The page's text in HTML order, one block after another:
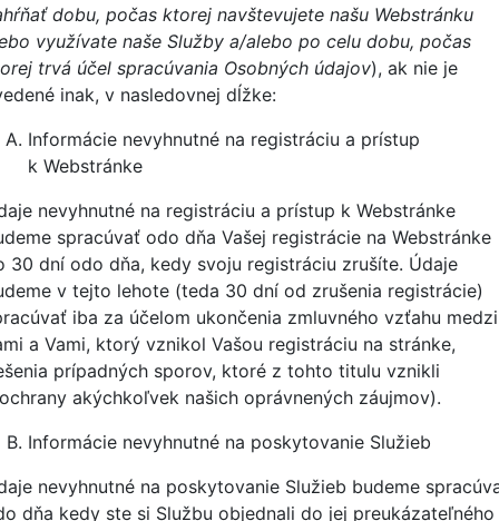
dobu, počas ktorej navštevujete našu Webstránku
využívate naše Služby a/alebo po celu dobu, počas
trvá účel spracúvania Osobných údajov), ak nie je
inak, v nasledovnej dĺžke:
Informácie nevyhnutné na registráciu a prístup
k Webstránke
nevyhnutné na registráciu a prístup k Webstránke
spracúvať odo dňa Vašej registrácie na Webstránke
30 dní odo dňa, kedy svoju registráciu zrušíte. Údaje
v tejto lehote (teda 30 dní od zrušenia registrácie)
iba za účelom ukončenia zmluvného vzťahu medzi
a Vami, ktorý vznikol Vašou registráciu na stránke,
prípadných sporov, ktoré z tohto titulu vznikli
akýchkoľvek našich oprávnených záujmov).
Informácie nevyhnutné na poskytovanie Služieb
nevyhnutné na poskytovanie Služieb budeme
dňa kedy ste si Službu objednali do jej preukázateľného